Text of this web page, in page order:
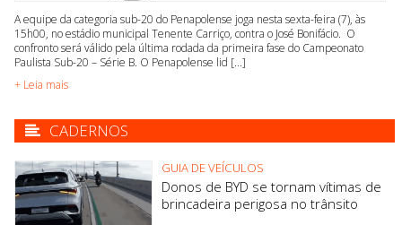
A equipe da categoria sub-20 do Penapolense joga nesta sexta-feira (7), às
15h00, no estádio municipal Tenente Carriço, contra o José Bonifácio. O
confronto será válido pela última rodada da primeira fase do Campeonato
Paulista Sub-20 – Série B. O Penapolense lid [...]
+ Leia mais
CADERNOS
GUIA DE VEÍCULOS
Donos de BYD se tornam vítimas de
brincadeira perigosa no trânsito